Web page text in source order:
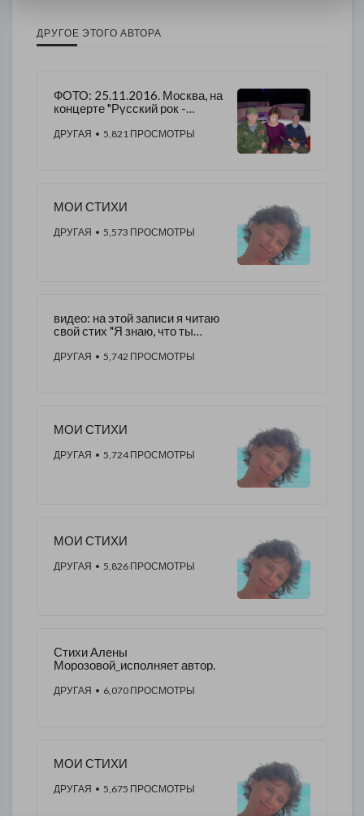
ДРУГОЕ ЭТОГО АВТОРА
ФОТО: ​25.11.2016. Москва, на
концерте "Русский рок -
Морозова.​
ДРУГАЯ • 5,821 ПРОСМОТРЫ
МОИ СТИХИ
ДРУГАЯ • 5,573 ПРОСМОТРЫ
​видео: на этой записи я читаю
свой стих "Я знаю, что ты
ДРУГАЯ • 5,742 ПРОСМОТРЫ
МОИ СТИХИ
ДРУГАЯ • 5,724 ПРОСМОТРЫ
МОИ СТИХИ
ДРУГАЯ • 5,826 ПРОСМОТРЫ
Стихи Алены
Морозовой_исполняет автор.
ДРУГАЯ • 6,070 ПРОСМОТРЫ
МОИ СТИХИ
ДРУГАЯ • 5,675 ПРОСМОТРЫ